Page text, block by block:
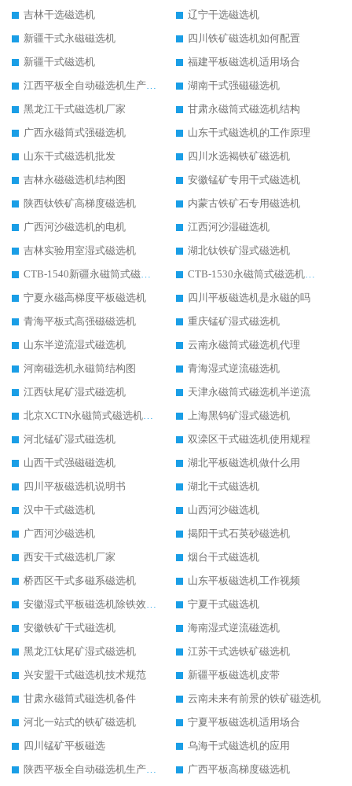
吉林干选磁选机
辽宁干选磁选机
新疆干式永磁磁选机
四川铁矿磁选机如何配置
新疆干式磁选机
福建平板磁选机适用场合
江西平板全自动磁选机生产厂家
湖南干式强磁磁选机
黑龙江干式磁选机厂家
甘肃永磁筒式磁选机结构
广西永磁筒式强磁选机
山东干式磁选机的工作原理
山东干式磁选机批发
四川水选褐铁矿磁选机
吉林永磁磁选机结构图
安徽锰矿专用干式磁选机
陕西钛铁矿高梯度磁选机
内蒙古铁矿石专用磁选机
广西河沙磁选机的电机
江西河沙湿磁选机
吉林实验用室湿式磁选机
湖北钛铁矿湿式磁选机
CTB-1540新疆永磁筒式磁选机
CTB-1530永磁筒式磁选机代理商
宁夏永磁高梯度平板磁选机
四川平板磁选机是永磁的吗
青海平板式高强磁磁选机
重庆锰矿湿式磁选机
山东半逆流湿式磁选机
云南永磁筒式磁选机代理
河南磁选机永磁筒结构图
青海湿式逆流磁选机
江西钛尾矿湿式磁选机
天津永磁筒式磁选机半逆流
北京XCTN永磁筒式磁选机磁块位置
上海黑钨矿湿式磁选机
河北锰矿湿式磁选机
双滦区干式磁选机使用规程
山西干式强磁磁选机
湖北平板磁选机做什么用
四川平板磁选机说明书
湖北干式磁选机
汉中干式磁选机
山西河沙磁选机
广西河沙磁选机
揭阳干式石英砂磁选机
西安干式磁选机厂家
烟台干式磁选机
桥西区干式多磁系磁选机
山东平板磁选机工作视频
安徽湿式平板磁选机除铁效果怎么样
宁夏干式磁选机
安徽铁矿干式磁选机
海南湿式逆流磁选机
黑龙江钛尾矿湿式磁选机
江苏干式选铁矿磁选机
兴安盟干式磁选机技术规范
新疆平板磁选机皮带
甘肃永磁筒式磁选机备件
云南未来有前景的铁矿磁选机
河北一站式的铁矿磁选机
宁夏平板磁选机适用场合
四川锰矿平板磁选
乌海干式磁选机的应用
陕西平板全自动磁选机生产厂家
广西平板高梯度磁选机